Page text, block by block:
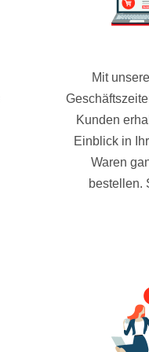
Mit
Kunden
Einblick in
Waren
bestellen.